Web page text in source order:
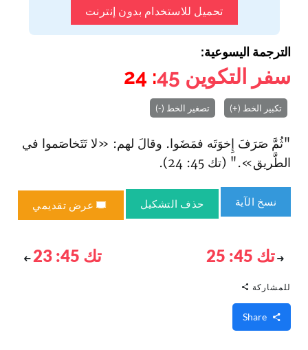
تحميل للاستخدام بدون إنترنت
الترجمة اليسوعية:
سفر التكوين 45
: 24
تكبير الخط (+) تصغير الخط (-)
"ثُمَّ صَرَفَ إِخوَتَه فمَضَوا. وقالَ لهم: «لا تَتَخاصَموا في
الطَّريق»." (تك 45: 24).
نسخ الآية حذف التشكيل عرض تقديمي
تك 45: 25 تك 45: 23
للمشاركة